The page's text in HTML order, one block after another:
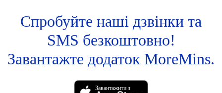
Спробуйте наші дзвінки та
SMS безкоштовно!
Завантажте додаток MoreMins.
Завантажити з